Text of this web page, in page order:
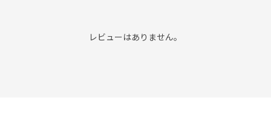
レビューはありません。